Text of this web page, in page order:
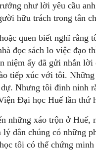
như lời yêu cầu
hữu trách trong tân
quen biết nghĩ rằng
đọc sách lo việc đạo
niệm ấy đã gửi nhắn
tiếp xúc với tôi.
Nhưng tôi đinh ninh
Đại học Huế lần thứ
những xáo trộn ở
dân chúng có những
tôi có thể chứng